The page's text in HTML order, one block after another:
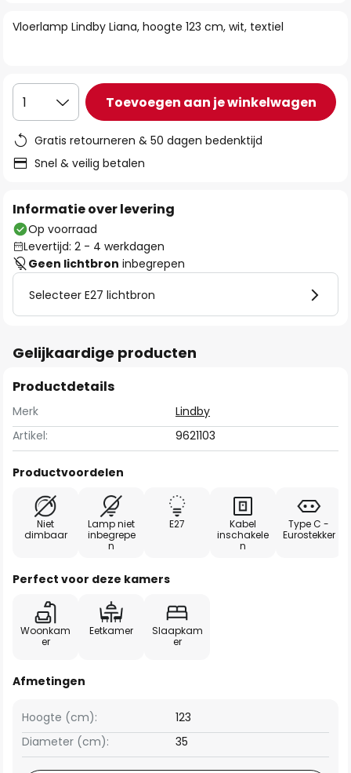
de
Vloerlamp Lindby Liana, hoogte 123 cm, wit, textiel
1 Toevoegen aan je winkelwagen
Gratis retourneren & 50 dagen bedenktijd
Snel & veilig betalen
Informatie over levering
Op voorraad
Levertijd: 2 - 4 werkdagen
Geen lichtbron inbegrepen
Selecteer E27 lichtbron
Gelijkaardige producten
Productdetails
Merk
Lindby
Artikel:
9621103
Productvoordelen
Niet
dimbaar
Lamp niet
inbegrepe
n
E27
Kabel
inschakele
n
Type C -
Eurostekker
Perfect voor deze kamers
Woonkam
er
Eetkamer
Slaapkam
er
Afmetingen
Hoogte (cm):
123
Diameter (cm):
35